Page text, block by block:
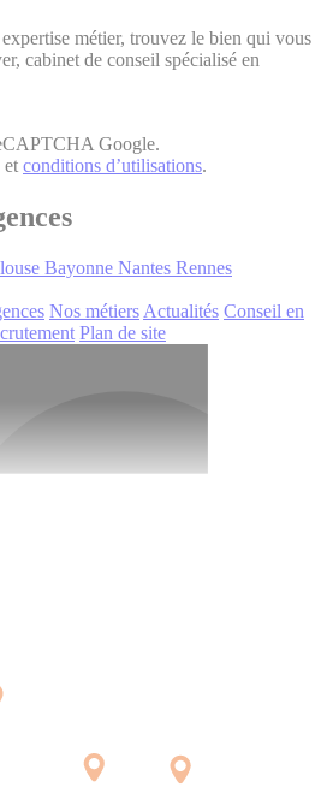
métier, trouvez le bien qui vous
cabinet de conseil spécialisé en
Google.
et conditions d’utilisations.
Bayonne Nantes Rennes
Nos métiers Actualités Conseil en
Plan de site